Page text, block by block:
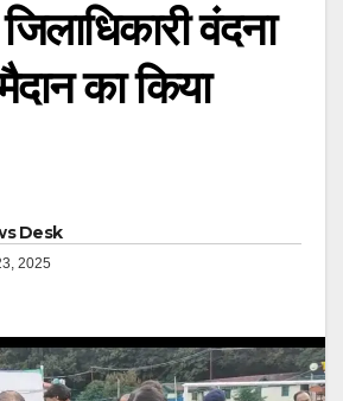
वंदना
का किया
Desk
2025